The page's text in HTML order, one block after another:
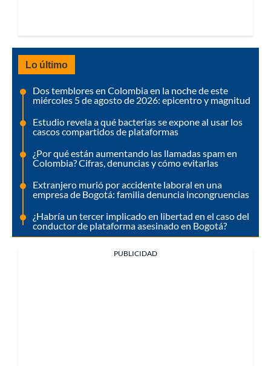
Lo último
Dos temblores en Colombia en la noche de este
miércoles 5 de agosto de 2026: epicentro y magnitud
Estudio revela a qué bacterias se expone al usar los
cascos compartidos de plataformas
¿Por qué están aumentando las llamadas spam en
Colombia? Cifras, denuncias y cómo evitarlas
Extranjero murió por accidente laboral en una
empresa de Bogotá: familia denuncia incongruencias
¿Habría un tercer implicado en libertad en el caso del
conductor de plataforma asesinado en Bogotá?
PUBLICIDAD